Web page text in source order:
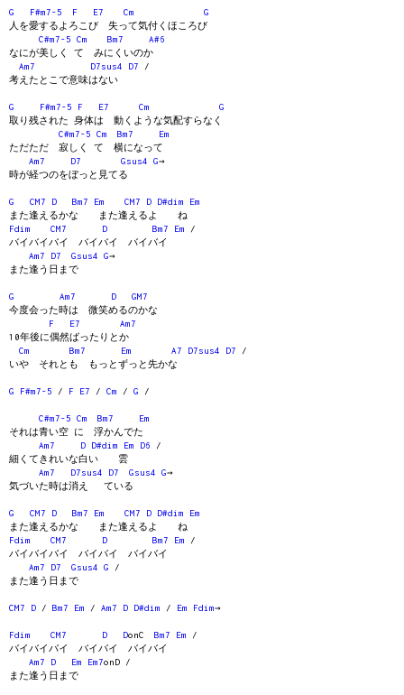
G F#m7-5 F E7 Cm
G
人を愛するよろこび 失って気付くほころび
C#m7-5
Cm Bm7
A#6
なにが美しく て みにくいのか
Am7
D7sus4 D7 /
考えたとこで意味はない
G F#m7-5 F E7 Cm
G
取り残された 身体は 動くような気配すらなく
C#m7-5
Cm Bm7
Em
ただただ 寂しく て 横になって
Am7
D7 Gsus4 G→
時が経つのをぼっと見てる
G CM7 D Bm7 Em CM7 D D#dim
Em
また逢えるかな また逢えるよ ね
Fdim
CM7 D Bm7 Em /
バイバイバイ バイバイ バイバイ
Am7
D7 Gsus4 G→
また逢う日まで
G Am7 D
GM7
今度会った時は 微笑めるのかな
F
E7
Am7
10年後に偶然ばったりとか
Cm
Bm7 Em A7 D7sus4 D7 /
いや それとも もっとずっと先かな
G F#m7-5 / F E7 / Cm / G /
C#m7-5 Cm Bm7
Em
それは青い空 に 浮かんでた
Am7
D D#dim Em D6 /
細くてきれいな白い 雲
Am7
D7sus4 D7 Gsus4 G→
気づいた時は消え ている
G CM7 D Bm7 Em CM7 D D#dim
Em
また逢えるかな また逢えるよ ね
Fdim
CM7 D Bm7 Em /
バイバイバイ バイバイ バイバイ
Am7
D7 Gsus4 G /
また逢う日まで
CM7 D / Bm7 Em / Am7 D D#dim / Em Fdim→
Fdim CM7 D DonC Bm7 Em /
バイバイバイ バイバイ バイバイ
Am7
D Em Em7onD /
また逢う日まで